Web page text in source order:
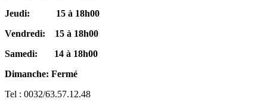
Jeudi: 15 à 18h00
Vendredi: 15 à 18h00
Samedi: 14 à 18h00
Dimanche: Fermé
Tel : 0032/63.57.12.48